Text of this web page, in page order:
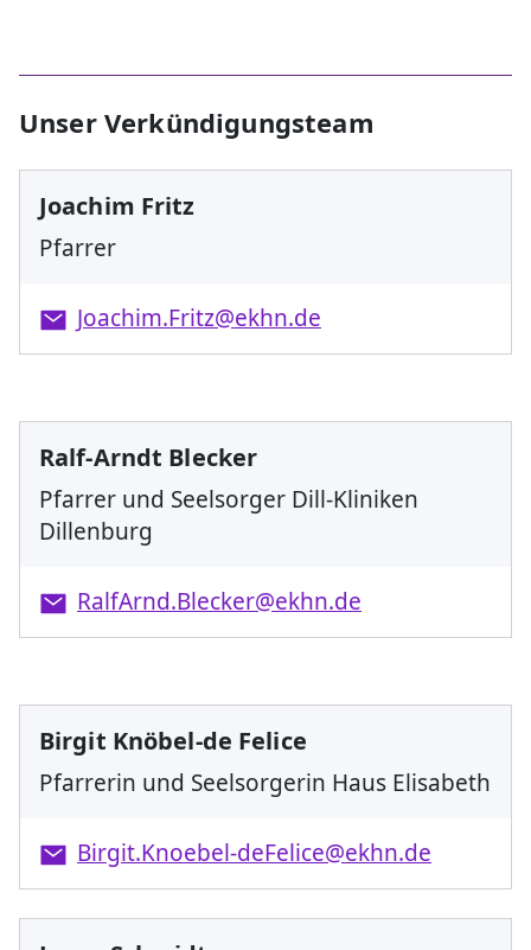
Unser Verkündigungsteam
Joachim Fritz
Pfarrer
Joachim.Fritz@ekhn.de
Ralf-Arndt Blecker
Pfarrer und Seelsorger Dill-Kliniken
Dillenburg
RalfArnd.Blecker@ekhn.de
Birgit Knöbel-de Felice
Pfarrerin und Seelsorgerin Haus Elisabeth
Birgit.Knoebel-deFelice@ekhn.de